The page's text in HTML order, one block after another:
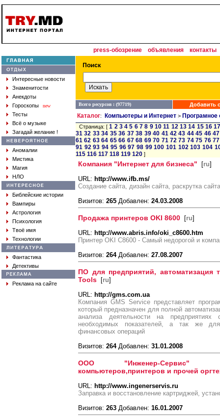
press-обозрение объявления контакты
Интересные новости
Знаменитости
Анекдоты
Гороскопы
new
Тесты
Всё о музыке
Загадай желание !
Аномалии
Мистика
Магия
НЛО
Библейские истории
Вампиры
Астрология
Психология
Твоё имя
Технологии
Фантастика
Детективы
Реклама на сайте
Всего ресурсов : (97719) Добавить
Каталог: Компьютеры и Интернет > Програмное
Страница: [1 2 3 4 5 6 7 8 9 10 11 12 13 14 15 16
31 32 33 34 35 36 37 38 39 40 41 42 43 44 45 46 47
61 62 63 64 65 66 67 68 69 70 71 72 73 74 75 76 77
91 92 93 94 95 96 97 98 99 100 101 102 103 104
115 116 117 118 119 120 ]
Компания "Интернет для бизнеса" [ru]
URL: http://www.ifb.ms/
Создание сайта, дизайн сайта, раскрутка
Визитов: 265 Добавлен: 24.03.2008
Продажа принтеров OKI 8600 [ru]
URL: http://www.abris.info/oki_c8600.htm
Принтер OKI C8600 - Самый недорогой и
Визитов: 264Добавлен: 27.08.2007
ПО для предприятий, автоматизация
Tools [ru]
URL: http://gms.com.ua
Компания GMS Service представляет
который предназначен для полной
анализа деятельности на предприятиях
необходимых показателей, а так же
финансовых операций
Визитов: 264Добавлен: 31.01.2008
ООО "Инженер-Сервис"
компьютеров,принтеров и прочей
URL: http://www.ingenerservis.ru
Заправка и восстановление картриджей,
Визитов: 263 Добавлен: 16.01.2007